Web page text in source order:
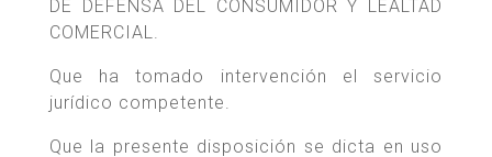
DE DEFENSA DEL CONSUMIDOR Y LEALTAD
COMERCIAL.
Que ha tomado intervención el servicio
jurídico competente.
Que la presente disposición se dicta en uso